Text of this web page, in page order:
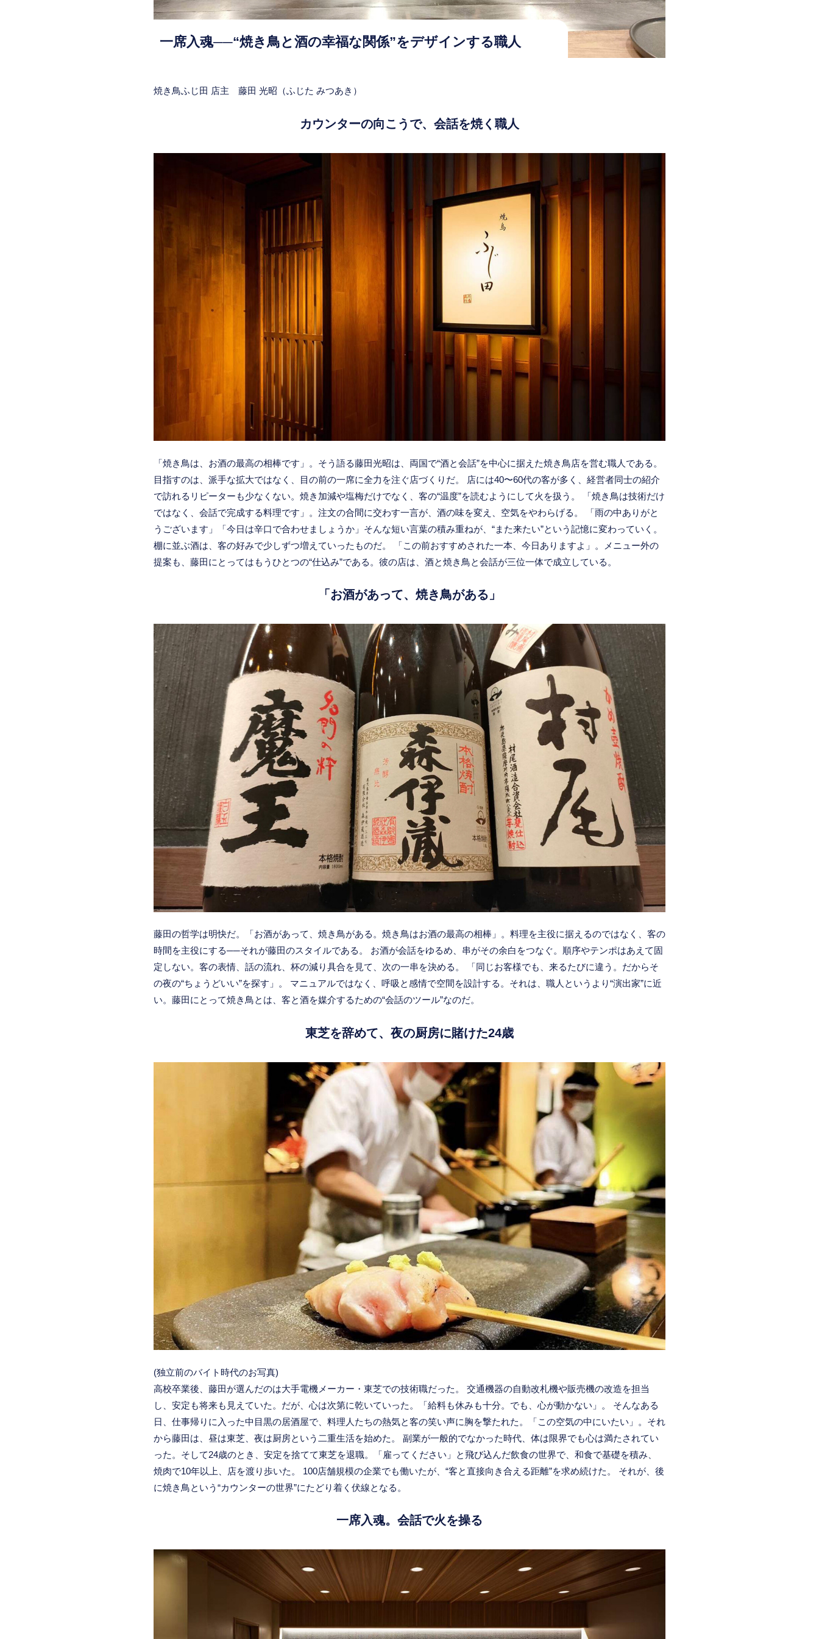
一席入魂──“焼き鳥と酒の幸福な関係”をデザインする職人
焼き鳥ふじ田 店主 藤田 光昭（ふじた みつあき）
カウンターの向こうで、会話を焼く職人
「焼き鳥は、お酒の最高の相棒です」。そう語る藤田光昭は、両国で“酒と会話”を中心に据えた焼き鳥店を営む職人である。
目指すのは、派手な拡大ではなく、目の前の一席に全力を注ぐ店づくりだ。 店には40〜60代の客が多く、経営者同士の紹介
で訪れるリピーターも少なくない。焼き加減や塩梅だけでなく、客の“温度”を読むようにして火を扱う。 「焼き鳥は技術だけ
ではなく、会話で完成する料理です」。注文の合間に交わす一言が、酒の味を変え、空気をやわらげる。 「雨の中ありがと
うございます」「今日は辛口で合わせましょうか」そんな短い言葉の積み重ねが、“また来たい”という記憶に変わっていく。
棚に並ぶ酒は、客の好みで少しずつ増えていったものだ。 「この前おすすめされた一本、今日ありますよ」。メニュー外の
提案も、藤田にとってはもうひとつの“仕込み”である。彼の店は、酒と焼き鳥と会話が三位一体で成立している。
「お酒があって、焼き鳥がある」
藤田の哲学は明快だ。「お酒があって、焼き鳥がある。焼き鳥はお酒の最高の相棒」。料理を主役に据えるのではなく、客の
時間を主役にする──それが藤田のスタイルである。 お酒が会話をゆるめ、串がその余白をつなぐ。順序やテンポはあえて固
定しない。客の表情、話の流れ、杯の減り具合を見て、次の一串を決める。 「同じお客様でも、来るたびに違う。だからそ
の夜の“ちょうどいい”を探す」。 マニュアルではなく、呼吸と感情で空間を設計する。それは、職人というより“演出家”に近
い。藤田にとって焼き鳥とは、客と酒を媒介するための“会話のツール”なのだ。
東芝を辞めて、夜の厨房に賭けた24歳
(独立前のバイト時代のお写真)
高校卒業後、藤田が選んだのは大手電機メーカー・東芝での技術職だった。 交通機器の自動改札機や販売機の改造を担当
し、安定も将来も見えていた。だが、心は次第に乾いていった。「給料も休みも十分。でも、心が動かない」。 そんなある
日、仕事帰りに入った中目黒の居酒屋で、料理人たちの熱気と客の笑い声に胸を撃たれた。「この空気の中にいたい」。それ
から藤田は、昼は東芝、夜は厨房という二重生活を始めた。 副業が一般的でなかった時代、体は限界でも心は満たされてい
った。そして24歳のとき、安定を捨てて東芝を退職。「雇ってください」と飛び込んだ飲食の世界で、和食で基礎を積み、
焼肉で10年以上、店を渡り歩いた。 100店舗規模の企業でも働いたが、“客と直接向き合える距離”を求め続けた。 それが、後
に焼き鳥という“カウンターの世界”にたどり着く伏線となる。
一席入魂。会話で火を操る